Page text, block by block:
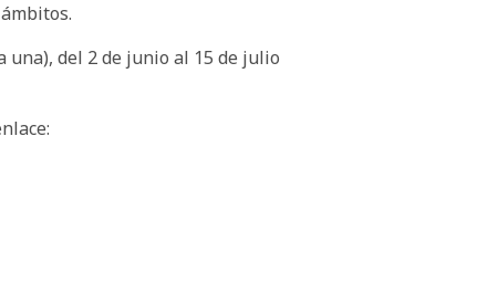
una), del 2 de junio al 15 de julio